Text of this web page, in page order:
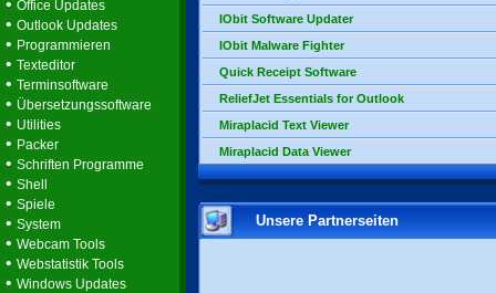
• Office Updates
• Outlook Updates
• Programmieren
• Texteditor
• Terminsoftware
• Übersetzungssoftware
• Utilities
• Packer
• Schriften Programme
• Shell
• Spiele
• System
• Webcam Tools
• Webstatistik Tools
• Windows Updates
IObit Software Updater
IObit Malware Fighter
Quick Receipt Software
ReliefJet Essentials for Outlook
Miraplacid Text Viewer
Miraplacid Data Viewer
Unsere Partnerseiten